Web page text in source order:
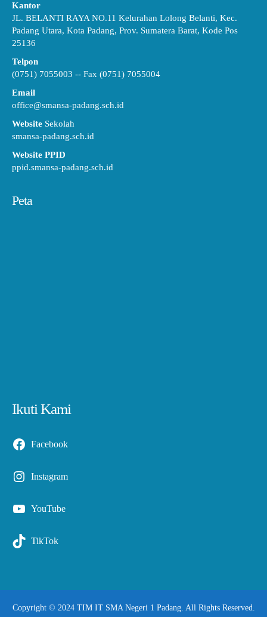
Kantor
JL. BELANTI RAYA NO.11 Kelurahan Lolong Belanti, Kec.
Padang Utara, Kota Padang, Prov. Sumatera Barat, Kode Pos
25136
Telpon
(0751) 7055003 -- Fax (0751) 7055004
Email
office@smansa-padang.sch.id
Website Sekolah
smansa-padang.sch.id
Website PPID
ppid.smansa-padang.sch.id
Peta
Ikuti Kami
Facebook
Instagram
YouTube
TikTok
Copyright © 2024 TIM IT SMA Negeri 1 Padang. All Rights Reserved.